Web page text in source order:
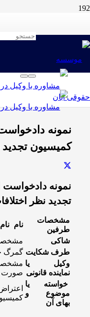
نمونه دادخواست
نمونه دادخواست های
نمونه دادخواست
اختلافات گمرکی
نمونه
کمیسیون
نمونه
تجدید نظر
مشخصات
طرفین
نام
شاکی
طرف شکایت گمرگ
وکیل یا
نماینده قانونی صورت
خواسته یا
موضوع و
بهای آن